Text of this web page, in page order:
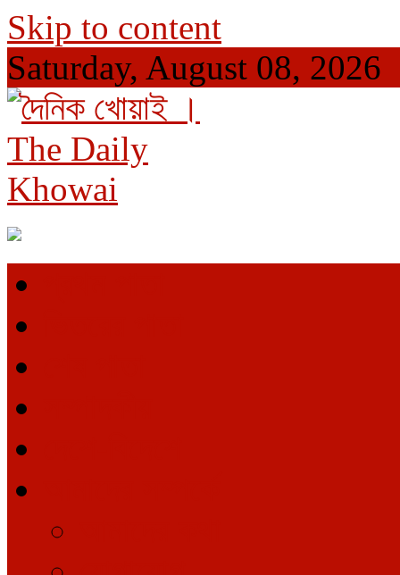
Skip to content
Saturday, August 08, 2026
দৈনিক খোয়াই । The Daily Khowai
Official Newspaper